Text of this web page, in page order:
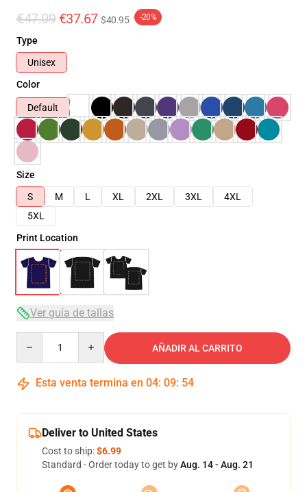
€47.09 €37.67 $40.95 -20%
Type
Unisex
Color
Default
Size
S
M L XL 2XL 3XL
4XL
5XL
Print Location
Ver guía de tallas
AÑADIR AL CARRITO
Esta venta termina en 04: 09: 53
Deliver to United States
Cost to ship:$6.99
Standard - Order today to get byAug. 14 - Aug. 21